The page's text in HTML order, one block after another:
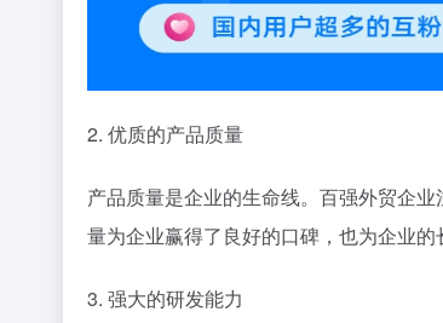
2. 优质的产品质量
产品质量是企业的生命线。百强外贸企
量为企业赢得了良好的口碑，也为企业的
3. 强大的研发能力